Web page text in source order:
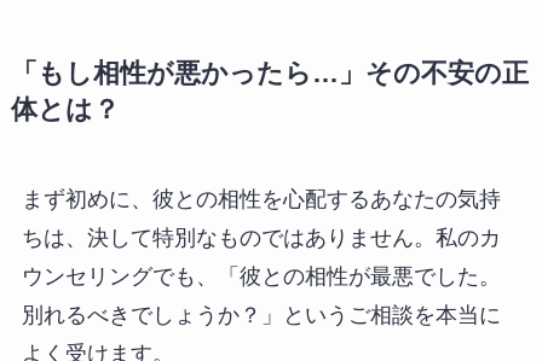
「もし相性が悪かったら…」その不安の正
体とは？
まず初めに、彼との相性を心配するあなたの気持
ちは、決して特別なものではありません。私のカ
ウンセリングでも、「彼との相性が最悪でした。
別れるべきでしょうか？」というご相談を本当に
よく受けます。